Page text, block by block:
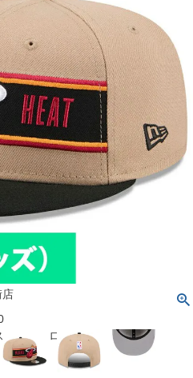
２２−１ 1F
店
ためクローズ）